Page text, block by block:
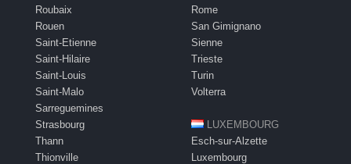
Roubaix
Rouen
Saint-Etienne
Saint-Hilaire
Saint-Louis
Saint-Malo
Sarreguemines
Strasbourg
Thann
Thionville
Rome
San Gimignano
Sienne
Trieste
Turin
Volterra
LUXEMBOURG
Esch-sur-Alzette
Luxembourg